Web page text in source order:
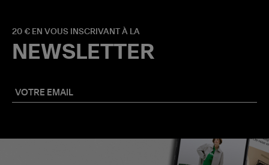
20 € EN VOUS INSCRIVANT À LA
NEWSLETTER